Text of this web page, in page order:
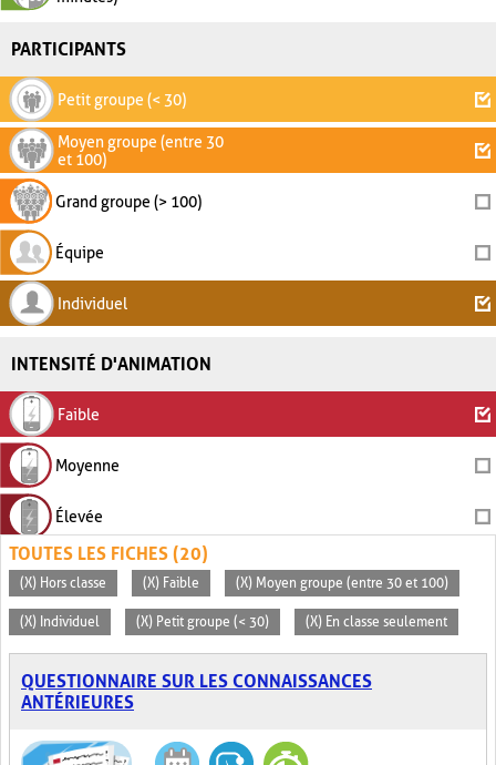
PARTICIPANTS
Petit groupe (< 30)
Moyen groupe (entre 30
et 100)
Grand groupe (> 100)
Équipe
Individuel
INTENSITÉ D'ANIMATION
Faible
Moyenne
Élevée
TOUTES LES FICHES (20)
(X) Hors classe (X) Faible (X) Moyen groupe (entre 30 et 100)
(X) Individuel (X) Petit groupe (< 30) (X) En classe seulement
QUESTIONNAIRE SUR LES CONNAISSANCES
ANTÉRIEURES